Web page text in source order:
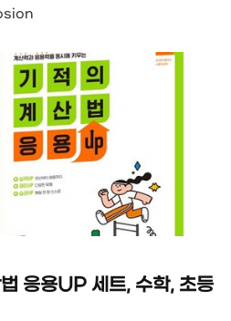
응용UP 세트, 수학, 초등